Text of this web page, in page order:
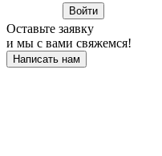
Оставьте заявку
и мы с вами свяжемся!
Написать нам